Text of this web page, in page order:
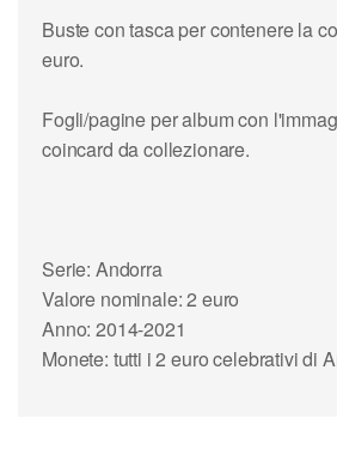
Buste con tasca per contenere la
euro.
Fogli/pagine per album con
coincard da collezionare.
Serie: Andorra
Valore nominale: 2 euro
Anno: 2014-2021
Monete: tutti i 2 euro celebrativi di